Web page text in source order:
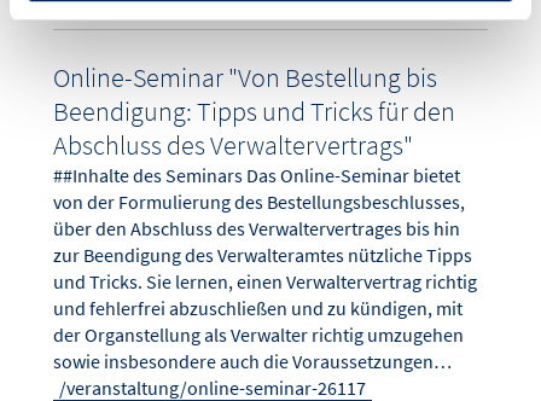
Online-Seminar "Von Bestellung bis
Beendigung: Tipps und Tricks für den
Abschluss des Verwaltervertrags"
##Inhalte des Seminars Das Online-Seminar bietet
von der Formulierung des Bestellungsbeschlusses,
über den Abschluss des Verwaltervertrages bis hin
zur Beendigung des Verwalteramtes nützliche Tipps
und Tricks. Sie lernen, einen Verwaltervertrag richtig
und fehlerfrei abzuschließen und zu kündigen, mit
der Organstellung als Verwalter richtig umzugehen
sowie insbesondere auch die Voraussetzungen…
/veranstaltung/online-seminar-26117